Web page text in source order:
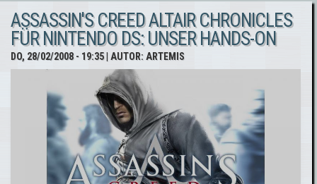
Videos zur
DS-Version
"Altair
Chronicles"
ASSASSIN'S CREED ALTAIR CHRONICLES
FÜR NINTENDO DS: UNSER HANDS-ON
DO, 28/02/2008 - 19:35| AUTOR: ARTEMIS